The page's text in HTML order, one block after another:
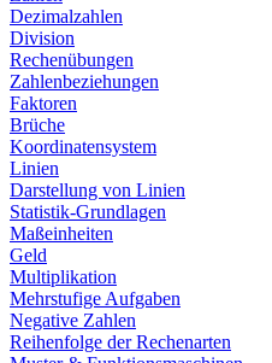
Dezimalzahlen
Division
Rechenübungen
Zahlenbeziehungen
Faktoren
Brüche
Koordinatensystem
Linien
Darstellung von Linien
Statistik-Grundlagen
Maßeinheiten
Geld
Multiplikation
Mehrstufige Aufgaben
Negative Zahlen
Reihenfolge der Rechenarten